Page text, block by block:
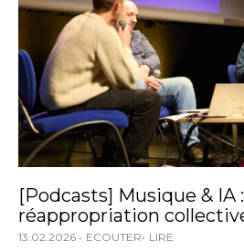
[Podcasts] Musique & IA
réappropriation
13.02.2026 ECOUTER LIRE